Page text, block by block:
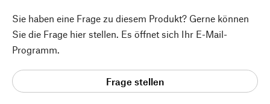
Sie haben eine Frage zu diesem Produkt? Gerne können
Sie die Frage hier stellen. Es öffnet sich Ihr E-Mail-
Programm.
Frage stellen